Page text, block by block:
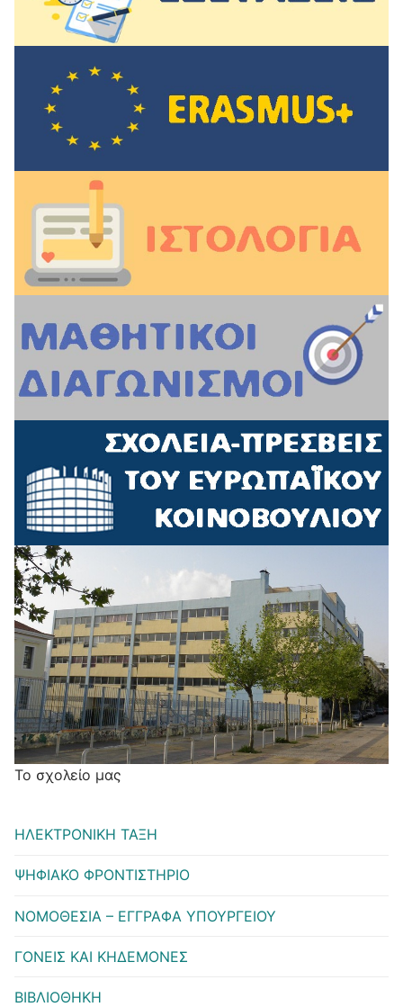
Το σχολείο μας
ΗΛΕΚΤΡΟΝΙΚΗ ΤΑΞΗ
ΨΗΦΙΑΚΟ ΦΡΟΝΤΙΣΤΗΡΙΟ
ΝΟΜΟΘΕΣΙΑ – ΕΓΓΡΑΦΑ ΥΠΟΥΡΓΕΙΟΥ
ΓΟΝΕΙΣ ΚΑΙ ΚΗΔΕΜΟΝΕΣ
ΒΙΒΛΙΟΘΗΚΗ